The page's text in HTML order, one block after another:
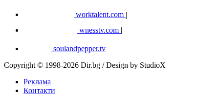
worktalent.com |
wnesstv.com |
soulandpepper.tv
Copyright © 1998-2026 Dir.bg / Design by StudioX
Реклама
Контакти